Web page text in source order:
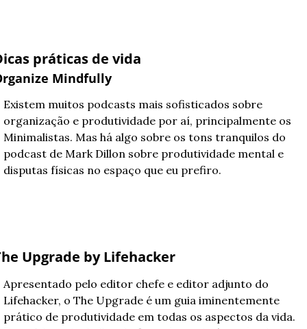
práticas de vida
Mindfully
Existem muitos podcasts mais sofisticados sobre
organização e produtividade por aí, principalmente os
Minimalistas. Mas há algo sobre os tons tranquilos do
podcast de Mark Dillon sobre produtividade mental e
disputas físicas no espaço que eu prefiro.
Upgrade by Lifehacker
Apresentado pelo editor chefe e editor adjunto do
Lifehacker, o The Upgrade é um guia iminentemente
prático de produtividade em todas os aspectos da vida.